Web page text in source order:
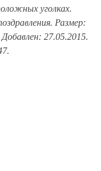
уголках.
Размер:
27.05.2015.